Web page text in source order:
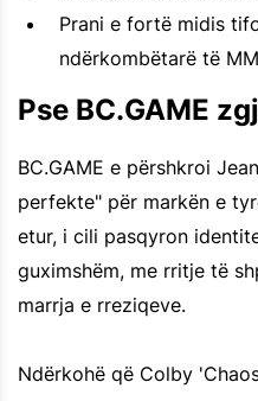
Prani e fortë midis
ndërkombëtarë të
Pse BC.GAME
BC.GAME e përshkroi
perfekte" për markën e
etur, i cili pasqyron
guximshëm, me rritje të
marrja e rreziqeve.
Ndërkohë që Colby